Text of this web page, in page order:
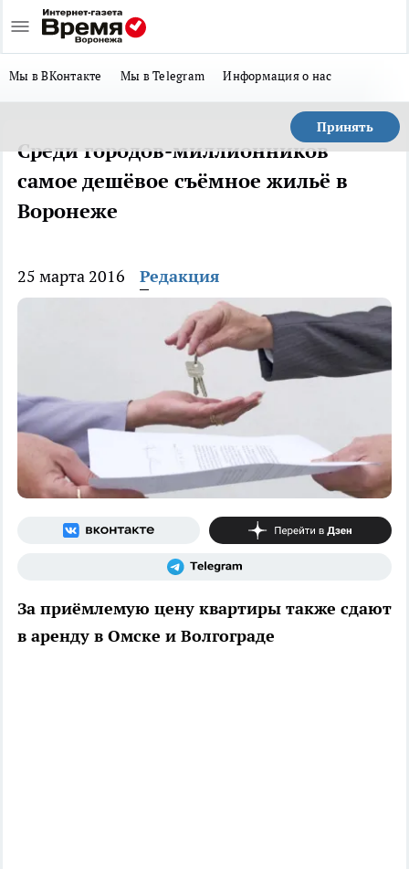
Мы в ВКонтакте Мы в Telegram Информация о нас
Принять
Среди городов-миллионников
самое дешёвое съёмное жильё в
Воронеже
25 марта 2016 Редакция
За приёмлемую цену квартиры также сдают
в аренду в Омске и Волгограде